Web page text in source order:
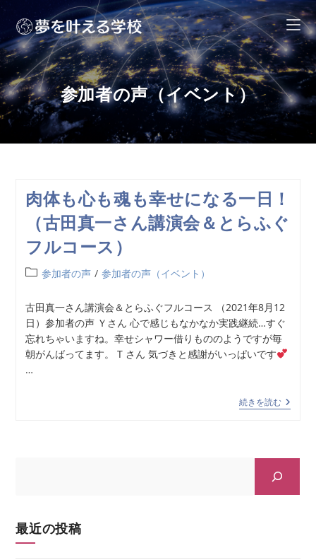
参加者の声（イベント）
肉体も心も魂も幸せになる一日！
（古田真一さん講演会＆とらふぐ
フルコース）
参加者の声 / 参加者の声（イベント）
古田真一さん講演会＆とらふぐフルコース （2021年8月12
日）参加者の声 Ｙさん 心で感じもなかなか実践継続…すぐ
忘れちゃいますね。幸せシャワー借りもののようですが毎
朝がんばってます。 T さん 気づきと感謝がいっぱいです
…
続きを読む
最近の投稿